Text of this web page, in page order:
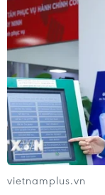
ba gam màu
bạc kết hợp
và môi bóng,
được ví như
vời và đặc sắc.
vietnamplus.vn